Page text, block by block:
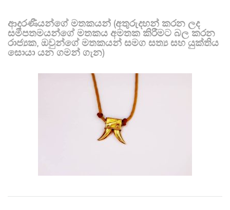
ආදරණීයන්ගේ මතකයන් (අතුරුදහන් කරන ලද
සමීපතමයන්ගේ මතකය අමතක කිරීමට බල කරන
රාජ්‍යක, ඔවුන්ගේ මතකයන් සමග සත්‍ය සහ යුක්තිය
සොයා යන ගමන් ගැන)